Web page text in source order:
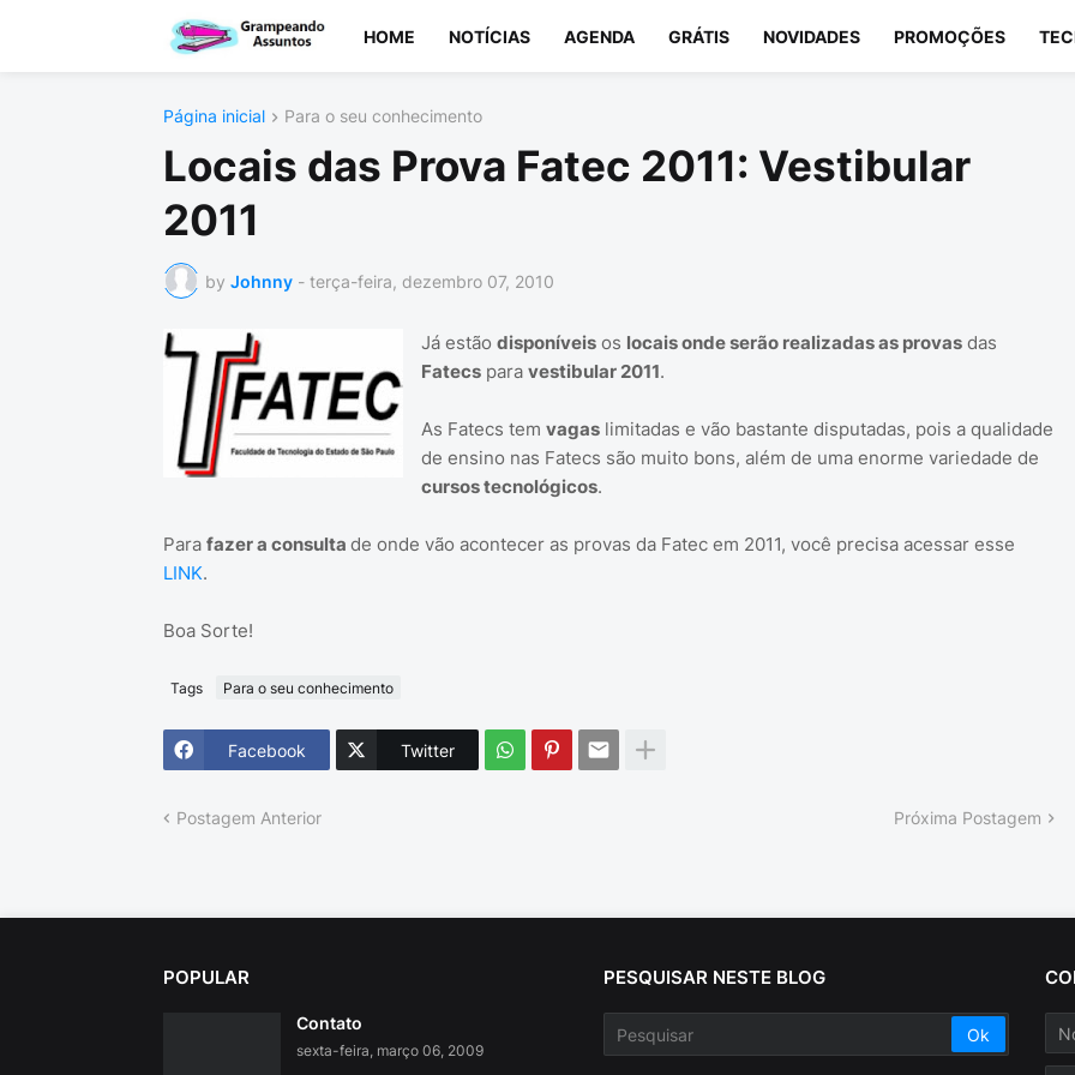
HOME NOTÍCIAS AGENDA GRÁTIS NOVIDADES PROMOÇÕES
Página inicial Para o seu conhecimento
Locais das Prova Fatec 2011: Vestibular
2011
by Johnny - terça-feira, dezembro 07, 2010
Já estão disponíveisos locais onde serão realizadas as provasdas
Fatecspara vestibular 2011.
As Fatecs tem vagaslimitadas e vão bastante disputadas, pois a qualidade
de ensino nas Fatecs são muito bons, além de uma enorme variedade de
cursos tecnológicos.
Para fazer a consulta de onde vão acontecer as provas da Fatec em 2011, você precisa acessar esse
LINK.
Boa Sorte!
Tags Para o seu conhecimento
Facebook Twitter
Postagem Anterior Próxima Postagem
POPULAR
Contato
sexta-feira, março 06, 2009
PESQUISAR NESTE BLOG